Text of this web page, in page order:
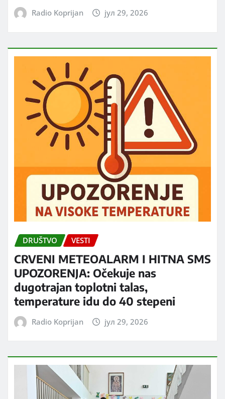
Radio Koprijan јул 29, 2026
DRUŠTVO VESTI
CRVENI METEOALARM I HITNA SMS
UPOZORENJA: Očekuje nas
dugotrajan toplotni talas,
temperature idu do 40 stepeni
Radio Koprijan јул 29, 2026